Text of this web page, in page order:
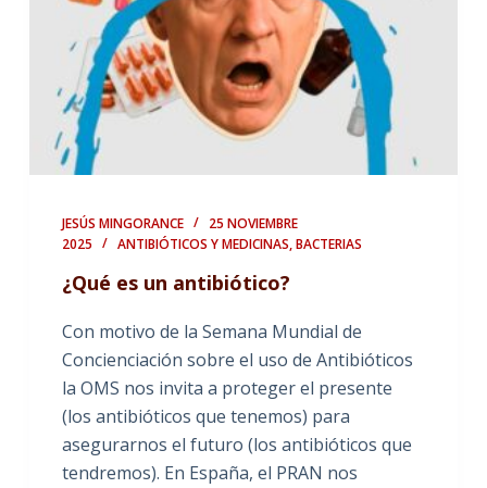
JESÚS MINGORANCE
25 NOVIEMBRE
2025
ANTIBIÓTICOS Y MEDICINAS,BACTERIAS
¿Qué es un antibiótico?
Con motivo de la Semana Mundial de
Concienciación sobre el uso de Antibióticos
la OMS nos invita a proteger el presente
(los antibióticos que tenemos) para
asegurarnos el futuro (los antibióticos que
tendremos). En España, el PRAN nos